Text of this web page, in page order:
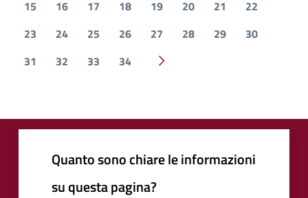
15 16 17 18 19 20 21
22
23
24 25 26 27 28 29
30
31
32 33 34 Pagina successiva
Quanto sono chiare le informazioni
su questa pagina?